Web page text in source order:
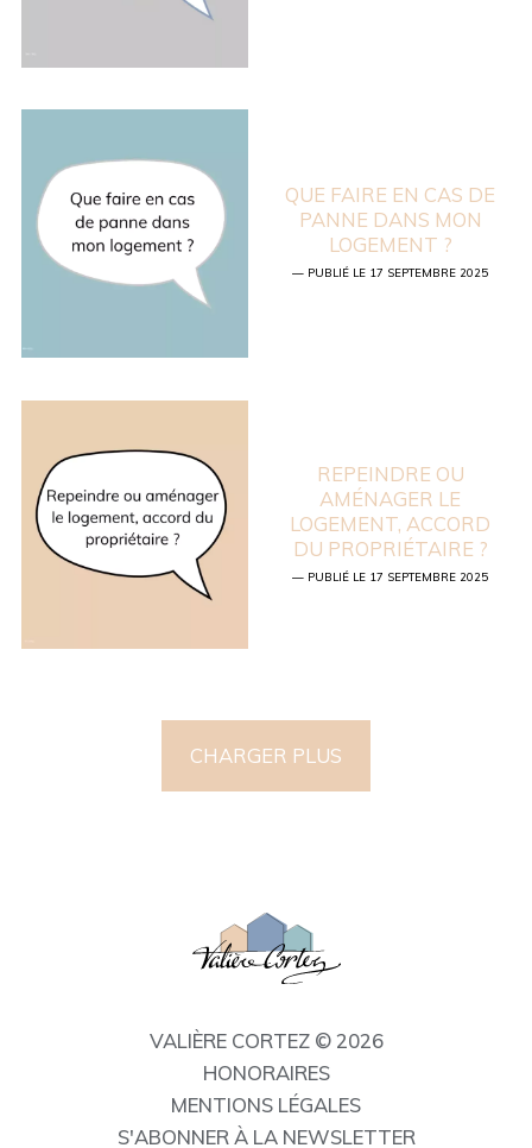
QUE FAIRE EN CAS DE
PANNE DANS MON
LOGEMENT ?
— PUBLIÉ LE 17 SEPTEMBRE 2025
REPEINDRE OU
AMÉNAGER LE
LOGEMENT, ACCORD
DU PROPRIÉTAIRE ?
— PUBLIÉ LE 17 SEPTEMBRE 2025
CHARGER PLUS
VALIÈRE CORTEZ © 2026
HONORAIRES
MENTIONS LÉGALES
S'ABONNER À LA NEWSLETTER